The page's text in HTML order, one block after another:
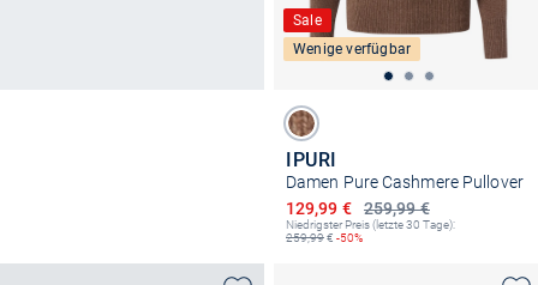
Sale
Wenige verfügbar
IPURI
Damen Pure Cashmere Pullover
259,99 €
Ermäßigter Preis
129,99 €
Niedrigster Preis (letzte 30 Tage):
259,99€ -50%